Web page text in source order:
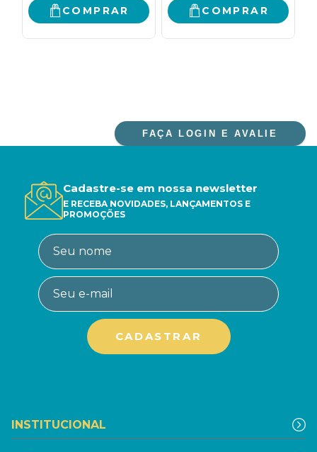
COMPRAR COMPRAR
FAÇA LOGIN E AVALIE
Cadastre-se em nossa newsletter
E RECEBA NOVIDADES, LANÇAMENTOS E
PROMOÇÕES
INSTITUCIONAL